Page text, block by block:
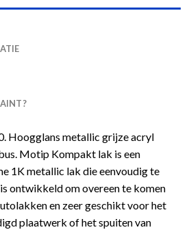
Hoogglans metallic grijze acryl
Motip Kompakt lak is een
1K metallic lak die eenvoudig te
ontwikkeld om overeen te komen
en zeer geschikt voor het
plaatwerk of het spuiten van